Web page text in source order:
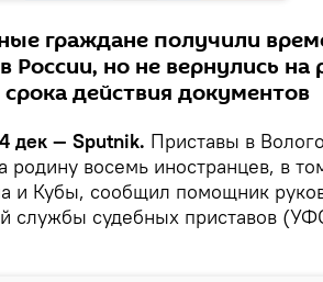
граждане получили
России, но не вернулись
действия документов
дек — Sputnik. Приставы в
родину восемь иностранцев, в
и Кубы, сообщил помощник
службы судебных приставов